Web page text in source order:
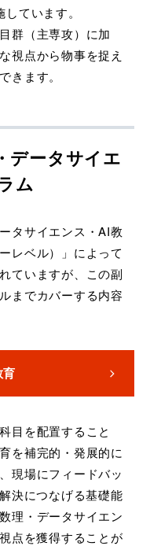
ています。
群（主専攻）に加
視点から物事を捉え
きます。
データサイエ
ム
タサイエンス・AI教
レベル）」によって
ていますが、この副
までカバーする内容
目を配置すること
を補完的・発展的に
現場にフィードバッ
決につなげる基礎能
理・データサイエン
点を獲得することが